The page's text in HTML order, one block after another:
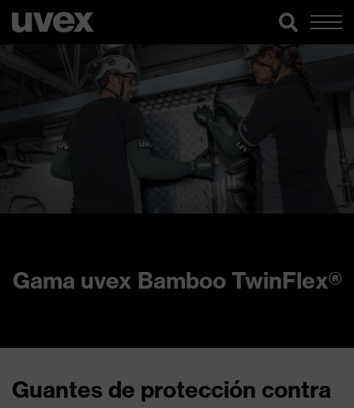
Gama uvex Bamboo TwinFlex®
Guantes de protección contra